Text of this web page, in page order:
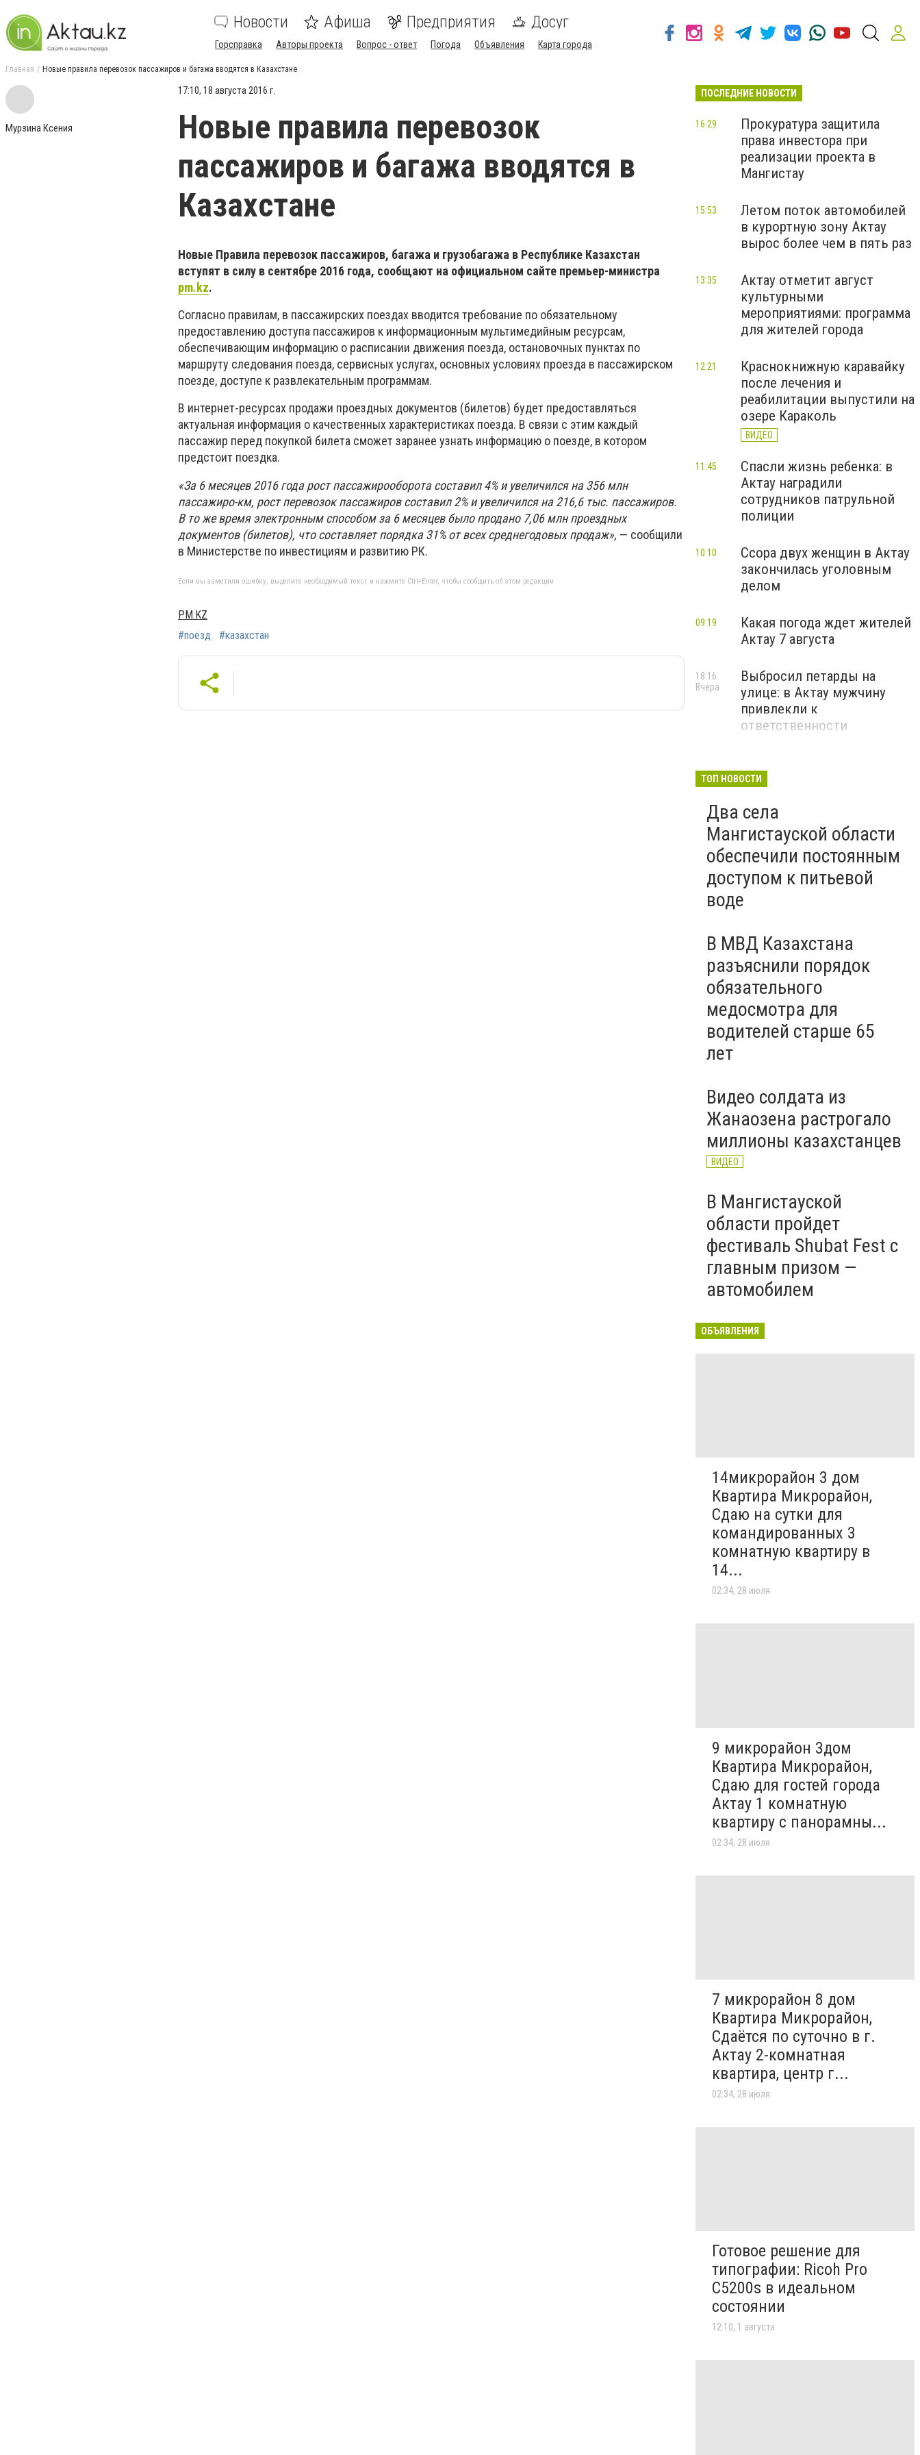
Новости Афиша Предприятия Досуг
Горсправка Авторы проекта Вопрос - ответ Погода Объявления Карта города
Главная Новые правила перевозок пассажиров и багажа вводятся в Казахстане
Мурзина Ксения
17:10, 18 августа 2016 г.
Новые правила перевозок
пассажиров и багажа вводятся в
Казахстане
Новые Правила перевозок пассажиров, багажа и грузобагажа в Республике Казахстан
вступят в силу в сентябре 2016 года, сообщают на официальном сайте премьер-министра
pm.kz.
Согласно правилам, в пассажирских поездах вводится требование по обязательному
предоставлению доступа пассажиров к информационным мультимедийным ресурсам,
обеспечивающим информацию о расписании движения поезда, остановочных пунктах по
маршруту следования поезда, сервисных услугах, основных условиях проезда в пассажирском
поезде, доступе к развлекательным программам.
В интернет-ресурсах продажи проездных документов (билетов) будет предоставляться
актуальная информация о качественных характеристиках поезда. В связи с этим каждый
пассажир перед покупкой билета сможет заранее узнать информацию о поезде, в котором
предстоит поездка.
«За 6 месяцев 2016 года рост пассажирооборота составил 4% и увеличился на 356 млн
пассажиро-км, рост перевозок пассажиров составил 2% и увеличился на 216,6 тыс. пассажиров.
В то же время электронным способом за 6 месяцев было продано 7,06 млн проездных
документов (билетов), что составляет порядка 31% от всех среднегодовых продаж», — сообщили
в Министерстве по инвестициям и развитию РК.
Если вы заметили ошибку, выделите необходимый текст и нажмите Ctrl+Enter, чтобы сообщить об этом редакции
PM.KZ
#поезд
#казахстан
ПОСЛЕДНИЕ НОВОСТИ
Прокуратура защитила
права инвестора при
реализации проекта в
Мангистау
16:29
Летом поток автомобилей
в курортную зону Актау
вырос более чем в пять раз
15:53
Актау отметит август
культурными
мероприятиями: программа
для жителей города
13:35
Краснокнижную каравайку
после лечения и
реабилитации выпустили на
озере Караколь
ВИДЕО
12:21
Спасли жизнь ребенка: в
Актау наградили
сотрудников патрульной
полиции
11:45
Ссора двух женщин в Актау
закончилась уголовным
делом
10:10
Какая погода ждет жителей
Актау 7 августа
09:19
Выбросил петарды на
улице: в Актау мужчину
привлекли к
ответственности
18:16
Вчера
ТОП НОВОСТИ
Два села
Мангистауской области
обеспечили постоянным
доступом к питьевой
воде
В МВД Казахстана
разъяснили порядок
обязательного
медосмотра для
водителей старше 65
лет
Видео солдата из
Жанаозена растрогало
миллионы казахстанцев
ВИДЕО
В Мангистауской
области пройдет
фестиваль Shubat Fest с
главным призом —
автомобилем
ОБЪЯВЛЕНИЯ
14микрорайон 3 дом
Квартира Микрорайон,
Сдаю на сутки для
командированных 3
комнатную квартиру в
14...
02:34, 28 июля
9 микрорайон 3дом
Квартира Микрорайон,
Сдаю для гостей города
Актау 1 комнатную
квартиру с панорамны...
02:34, 28 июля
7 микрорайон 8 дом
Квартира Микрорайон,
Сдаётся по суточно в г.
Актау 2-комнатная
квартира, центр г...
02:34, 28 июля
Готовое решение для
типографии: Ricoh Pro
C5200s в идеальном
состоянии
12:10, 1 августа